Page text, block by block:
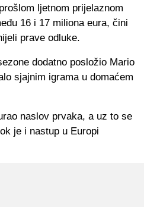
ljetnom prijelaznom
16 i 17 miliona eura, čini
prave odluke.
dodatno posložio Mario
sjajnim igrama u domaćem
naslov prvaka, a uz to se
je i nastup u Europi